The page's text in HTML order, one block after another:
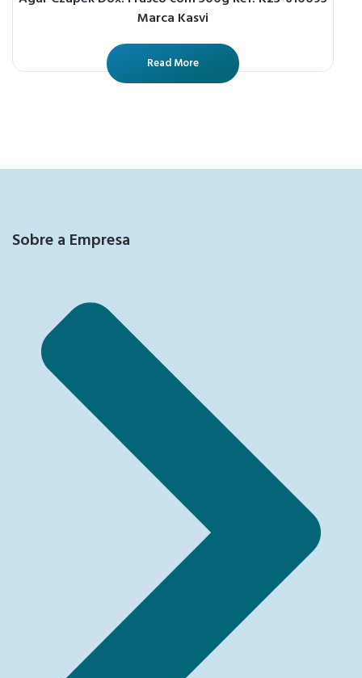
Marca Kasvi
Read More
Sobre a Empresa